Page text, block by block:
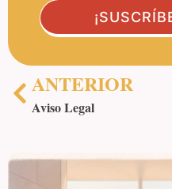
ANTERIOR
Aviso Legal